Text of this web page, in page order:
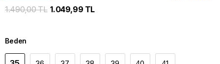
1.490,00 TL 1.049,99 TL
Beden